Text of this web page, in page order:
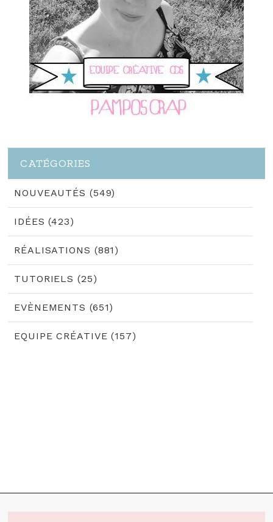
CATÉGORIES
NOUVEAUTÉS (549)
IDÉES (423)
RÉALISATIONS (881)
TUTORIELS (25)
EVÈNEMENTS (651)
EQUIPE CRÉATIVE (157)